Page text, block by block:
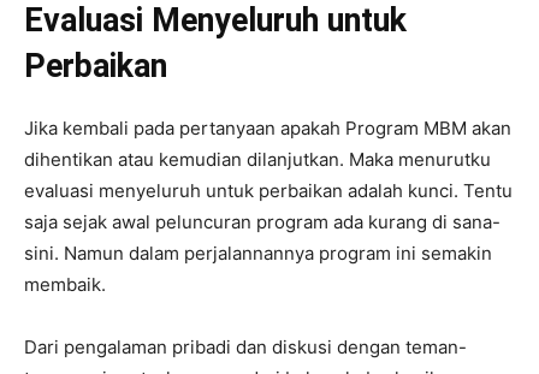
Evaluasi Menyeluruh untuk
Perbaikan
Jika kembali pada pertanyaan apakah Program MBM akan
dihentikan atau kemudian dilanjutkan. Maka menurutku
evaluasi menyeluruh untuk perbaikan adalah kunci. Tentu
saja sejak awal peluncuran program ada kurang di sana-
sini. Namun dalam perjalannannya program ini semakin
membaik.
Dari pengalaman pribadi dan diskusi dengan teman-